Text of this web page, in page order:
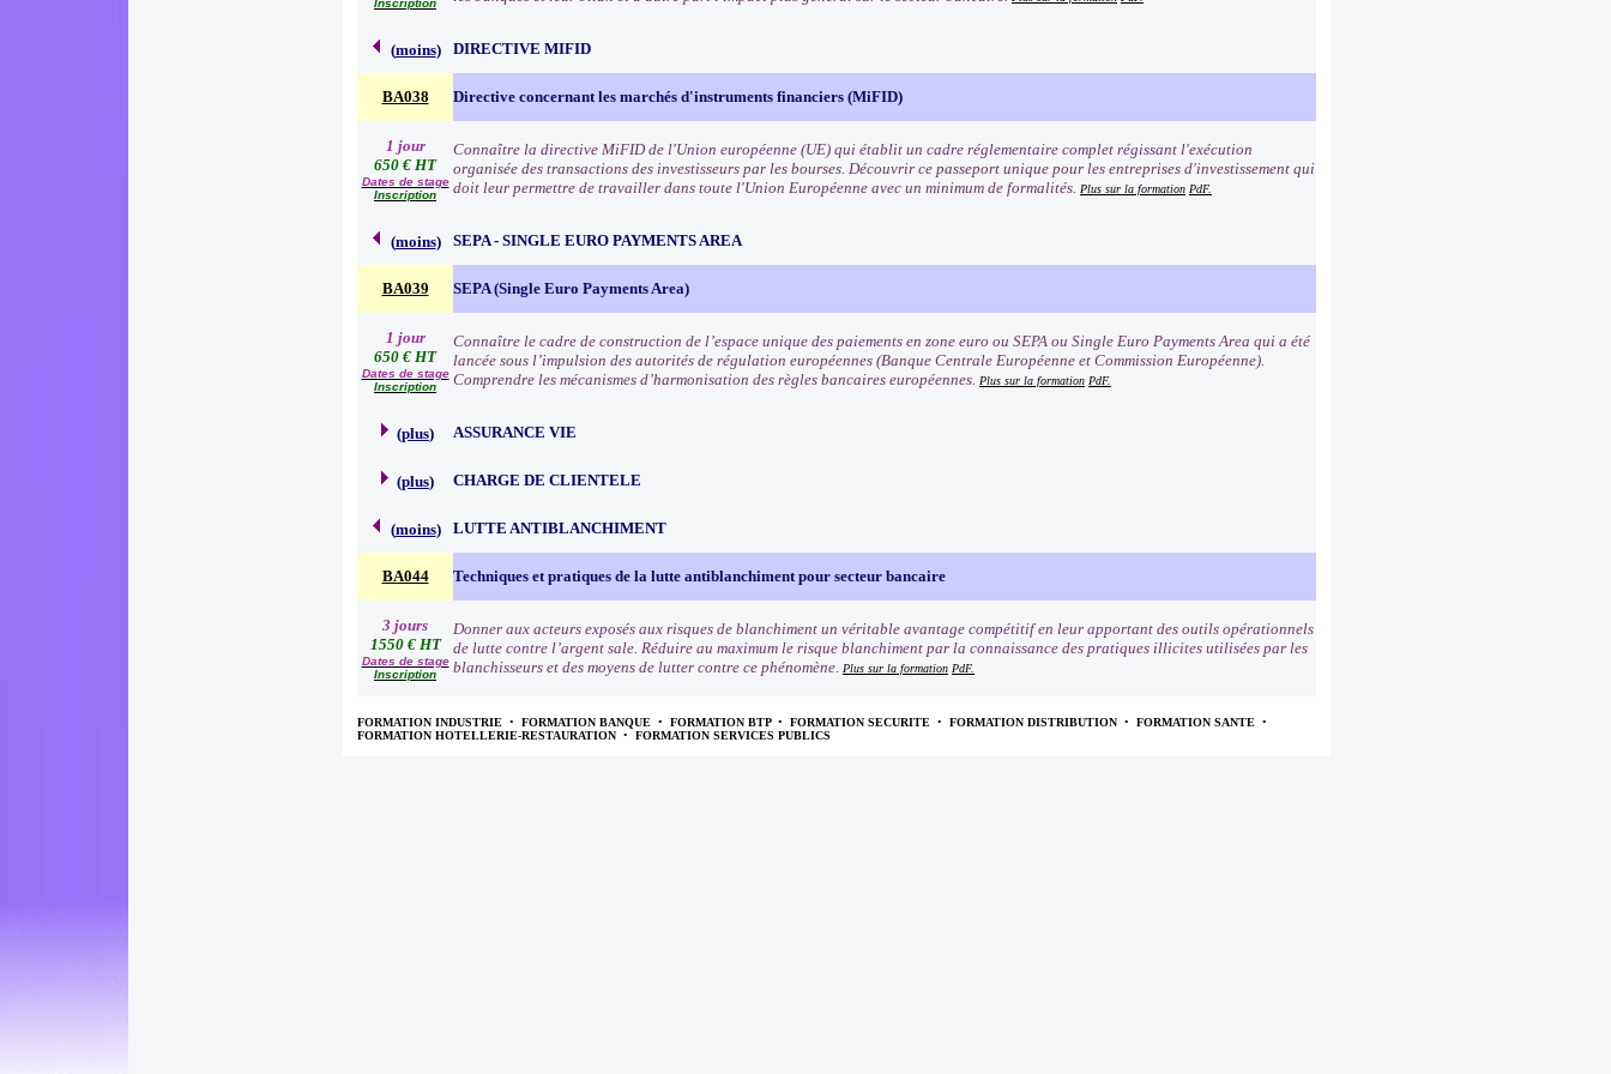
Inscription
(moins) DIRECTIVE MIFID
BA038 Directive concernant les marchés d'instruments financiers (MiFID)
1 jour
650 € HT
Dates de stage
Inscription
Connaître la directive MiFID de l'Union européenne (UE) qui établit un cadre réglementaire complet régissant l'exécution
organisée des transactions des investisseurs par les bourses. Découvrir ce passeport unique pour les entreprises d'investissement qui
doit leur permettre de travailler dans toute l'Union Européenne avec un minimum de formalités. Plus sur la formation PdF.
(moins) SEPA - SINGLE EURO PAYMENTS AREA
BA039 SEPA (Single Euro Payments Area)
1 jour
650 € HT
Dates de stage
Inscription
Connaître le cadre de construction de l’espace unique des paiements en zone euro ou SEPA ou Single Euro Payments Area qui a été
lancée sous l’impulsion des autorités de régulation européennes (Banque Centrale Européenne et Commission Européenne).
Comprendre les mécanismes d’harmonisation des règles bancaires européennes. Plus sur la formation PdF.
(plus) ASSURANCE VIE
(plus) CHARGE DE CLIENTELE
(moins) LUTTE ANTIBLANCHIMENT
BA044 Techniques et pratiques de la lutte antiblanchiment pour secteur bancaire
3 jours
1550 € HT
Dates de stage
Inscription
Donner aux acteurs exposés aux risques de blanchiment un véritable avantage compétitif en leur apportant des outils opérationnels
de lutte contre l’argent sale. Réduire au maximum le risque blanchiment par la connaissance des pratiques illicites utilisées par les
blanchisseurs et des moyens de lutter contre ce phénomène. Plus sur la formation PdF.
FORMATION INDUSTRIE • FORMATION BANQUE • FORMATION BTP • FORMATION SECURITE • FORMATION DISTRIBUTION • FORMATION SANTE •
FORMATION HOTELLERIE-RESTAURATION • FORMATION SERVICES PUBLICS